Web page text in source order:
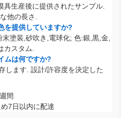
具生産後に提供されたサンプル.
他の長さ.
を提供していますか?
塗装,砂吹き,電球化; 色:銀,黒,金,
カスタム.
ムは何ですか?
します. 設計/許容度を決定した
間
7日以内に配達